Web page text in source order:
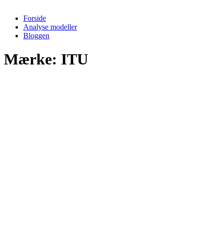
Forside
Analyse modeller
Bloggen
Mærke: ITU